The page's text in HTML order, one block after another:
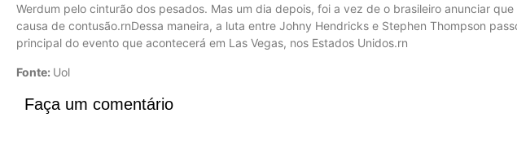
Werdum pelo cinturão dos pesados. Mas um dia depois, foi a vez de o brasileiro anunciar
causa de contusão.rnDessa maneira, a luta entre Johny Hendricks e Stephen Thompson
principal do evento que acontecerá em Las Vegas, nos Estados Unidos.rn
Fonte: Uol
Faça um comentário